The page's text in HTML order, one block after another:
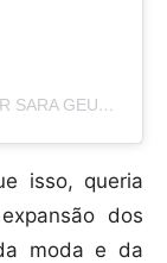
UMA PUBLICAÇÃO COMPARTILHADA POR SARA GEURTS (@SARAGEURTS)
isso, queria
dos
moda e da